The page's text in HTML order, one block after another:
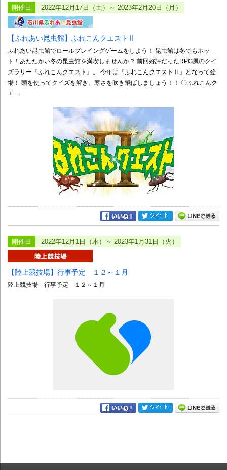
開催日 2022年12月17日（土）～ 2023年2月20日（月）
【ふれあい昆虫館】ふれこんクエストⅡ
ふれあい昆虫館でロールプレイングゲームをしよう！ 昆虫館は冬でもホッ
ト！あたたかい冬の昆虫館を満喫しませんか？ 前回好評だったRPG風のクイ
ズラリー『ふれこんクエスト』。 今年は『ふれこんクエストⅡ』となって登
場！ 頭を使ってクイズを解き、寒さを吹き飛ばしましょう！！ 〇ふれこんク
エ...
開催日 2022年12月1日（木）～ 2023年1月31日（火）
【陸上競技場】行事予定 １２～１月
陸上競技場 行事予定 １２～１月